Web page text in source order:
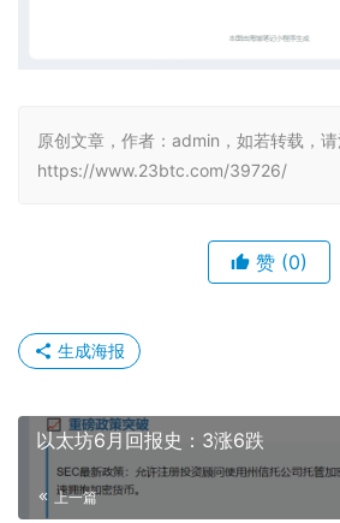
原创文章，作者：admin，如若转载，请
https://www.23btc.com/39726/
赞 (0)
生成海报
以太坊6月回报史：3涨6跌
上一篇